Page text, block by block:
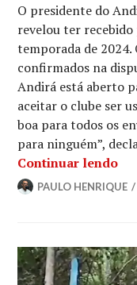
O presidente do
revelou ter
temporada de 2024.
confirmados na
Andirá está aberto
aceitar o clube ser
boa para todos os
para ninguém”,
Continuar lendo
PAULO HENRIQUE